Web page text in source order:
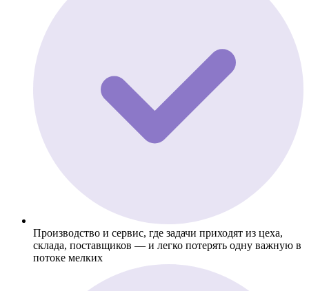
Производство и сервис, где задачи приходят из цеха,
склада, поставщиков — и легко потерять одну важную в
потоке мелких